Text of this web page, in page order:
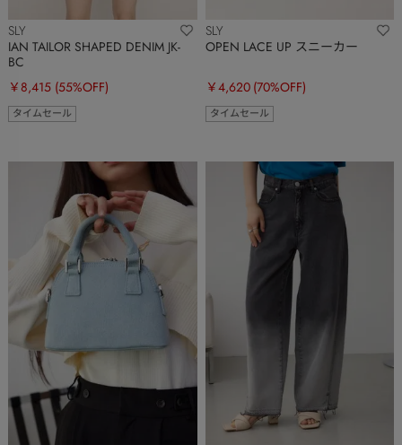
SLY
IAN TAILOR SHAPED DENIM JK-
BC
￥8,415 (55%OFF)
タイムセール
SLY
OPEN LACE UP スニーカー
￥4,620 (70%OFF)
タイムセール